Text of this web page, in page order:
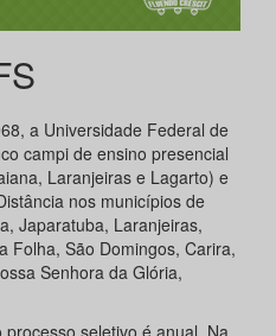
a Universidade Federal de
campi de ensino presencial
Laranjeiras e Lagarto) e
nos municípios de
Japaratuba, Laranjeiras,
Folha, São Domingos, Carira,
Senhora da Glória,